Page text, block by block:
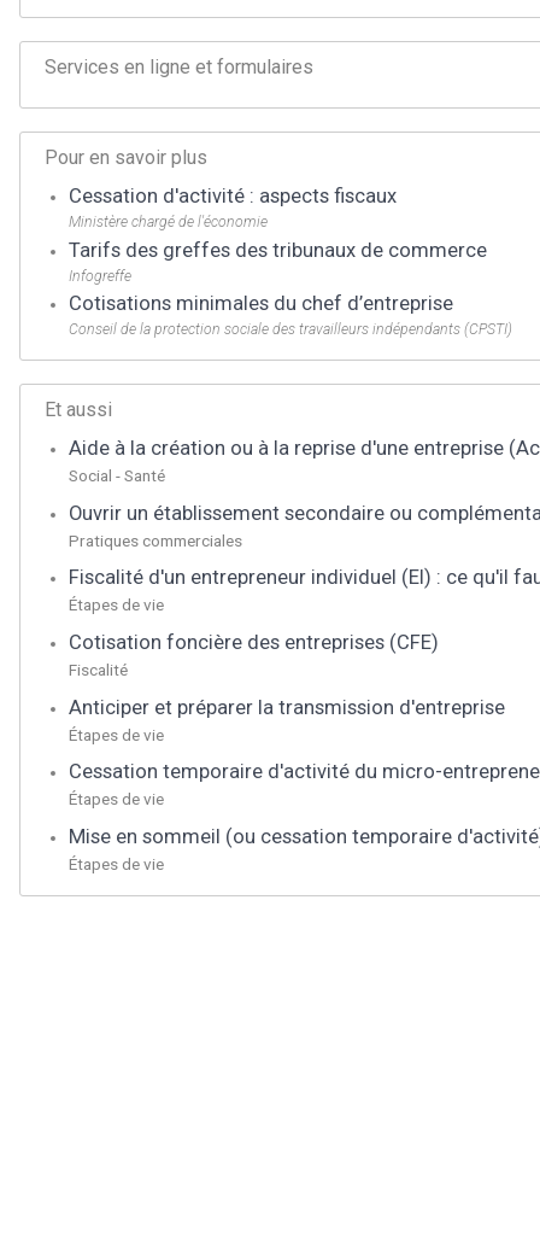
Services en ligne et formulaires
Pour en savoir plus
Cessation d'activité : aspects fiscaux
Ministère chargé de l'économie
Tarifs des greffes des tribunaux de commerce
Infogreffe
Cotisations minimales du chef d’entreprise
Conseil de la protection sociale des travailleurs indépendants (CPSTI)
Et aussi
Aide à la création ou à la reprise d'une entreprise
Social - Santé
Ouvrir un établissement secondaire ou
Pratiques commerciales
Fiscalité d'un entrepreneur individuel (EI) : ce qu'il
Étapes de vie
Cotisation foncière des entreprises (CFE)
Fiscalité
Anticiper et préparer la transmission d'entreprise
Étapes de vie
Cessation temporaire d'activité du micro-
Étapes de vie
Mise en sommeil (ou cessation temporaire
Étapes de vie